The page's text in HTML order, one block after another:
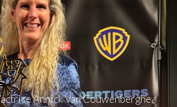
Annick Van Couwenberghe :